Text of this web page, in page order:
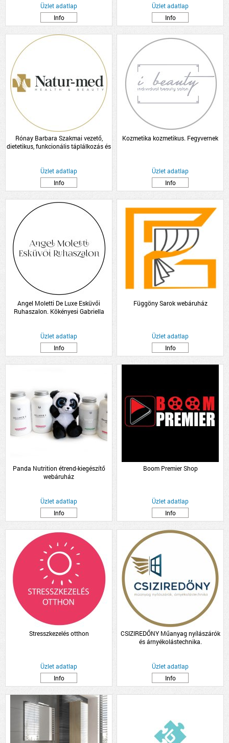
Üzlet adatlap
Info
Üzlet adatlap
Info
Rónay Barbara Szakmai vezető,
dietetikus, funkcionális táplálkozás és
Üzlet adatlap
Info
Kozmetika kozmetikus. Fegyvernek
Üzlet adatlap
Info
Angel Moletti De Luxe Esküvői
Ruhaszalon. Kökényesi Gabriella
Üzlet adatlap
Info
Függöny Sarok webáruház
Üzlet adatlap
Info
Panda Nutrition étrend-kiegészítő
webáruház
Üzlet adatlap
Info
Boom Premier Shop
Üzlet adatlap
Info
Stresszkezelés otthon
Üzlet adatlap
Info
CSIZIREDŐNY Műanyag nyílászárók
és árnyékolástechnika.
Üzlet adatlap
Info